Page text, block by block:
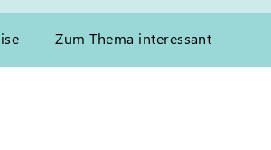
Zum Thema interessant